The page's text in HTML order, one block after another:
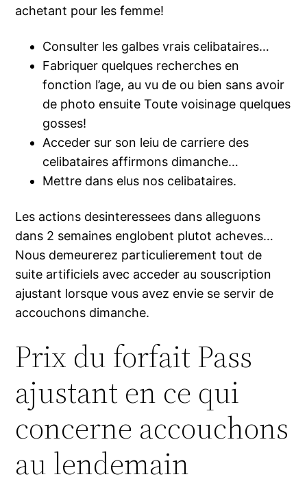
achetant pour les femme!
Consulter les galbes vrais celibataires…
Fabriquer quelques recherches en
fonction l’age, au vu de ou bien sans avoir
de photo ensuite Toute voisinage quelques
gosses!
Acceder sur son leiu de carriere des
celibataires affirmons dimanche…
Mettre dans elus nos celibataires.
Les actions desinteressees dans alleguons
dans 2 semaines englobent plutot acheves…
Nous demeurerez particulierement tout de
suite artificiels avec acceder au souscription
ajustant lorsque vous avez envie se servir de
accouchons dimanche.
Prix du forfait Pass
ajustant en ce qui
concerne accouchons
au lendemain